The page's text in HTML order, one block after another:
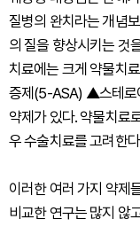
질병의 완치라는 개념
의 질을 향상시키는 것
치료에는 크게 약물치
증제(5-ASA) ▲스테
약제가 있다. 약물치료
우 수술치료를 고려한
이러한 여러 가지 약제
비교한 연구는 많지 않